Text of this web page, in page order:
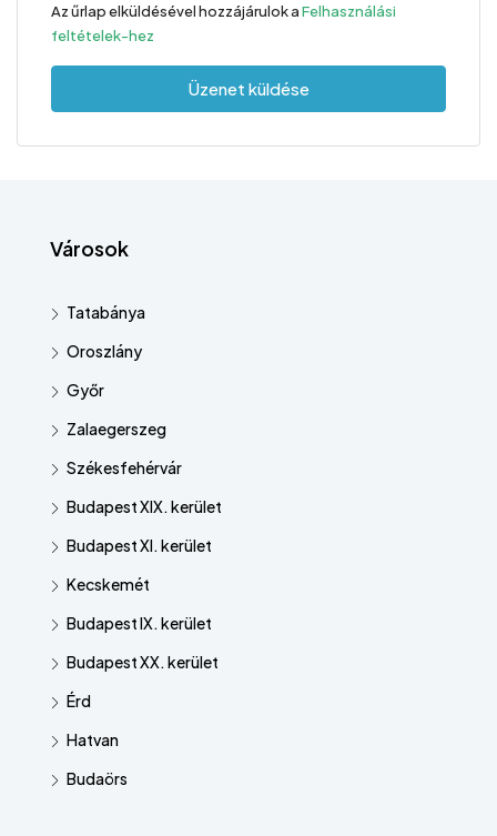
Az űrlap elküldésével hozzájárulok aFelhasználási
feltételek-hez
Üzenet küldése
Városok
Tatabánya
Oroszlány
Győr
Zalaegerszeg
Székesfehérvár
Budapest XIX. kerület
Budapest XI. kerület
Kecskemét
Budapest IX. kerület
Budapest XX. kerület
Érd
Hatvan
Budaörs